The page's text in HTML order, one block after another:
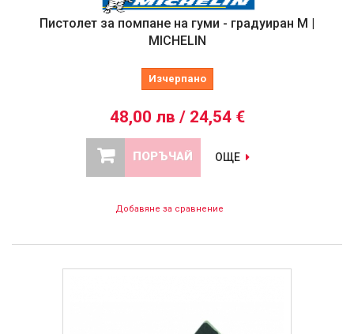
Пистолет за помпане на гуми - градуиран M |
MICHELIN
Изчерпано
48,00 лв / 24,54 €
ПОРЪЧАЙ ОЩЕ
Добавяне за сравнение